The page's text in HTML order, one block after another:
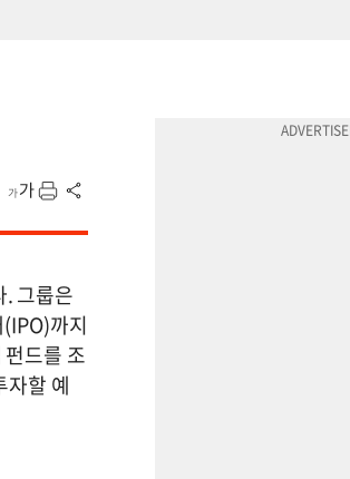
그룹은
까지
드를 조
자할 예